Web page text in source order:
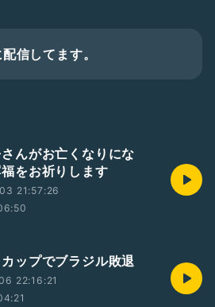
信してます。
んがお亡くなりにな
をお祈りします
21:57:26
ップでブラジル敗退
22:16:21